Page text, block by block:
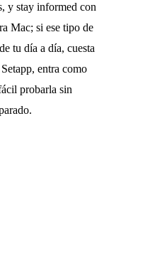
y stay informed con
Mac; si ese tipo de
tu día a día, cuesta
entra como
probarla sin